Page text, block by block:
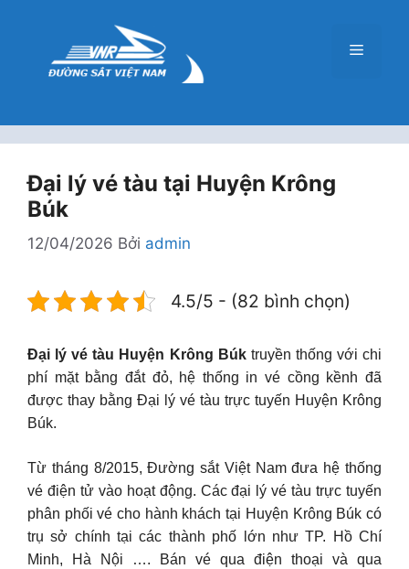
Menu
Đại lý vé tàu tại Huyện Krông
Búk
12/04/2026 Bởi admin
4.5/5 - (82 bình chọn)
Đại lý vé tàu Huyện Krông Búktruyền thống với chi
phí mặt bằng đắt đỏ, hệ thống in vé cồng kềnh đã
được thay bằng Đại lý vé tàu trực tuyến Huyện Krông
Búk.
Từ tháng 8/2015, Đường sắt Việt Nam đưa hệ thống
vé điện tử vào hoạt động. Các đại lý vé tàu trực tuyến
phân phối vé cho hành khách tại Huyện Krông Búk có
trụ sở chính tại các thành phố lớn như TP. Hồ Chí
Minh, Hà Nội …. Bán vé qua điện thoại và qua